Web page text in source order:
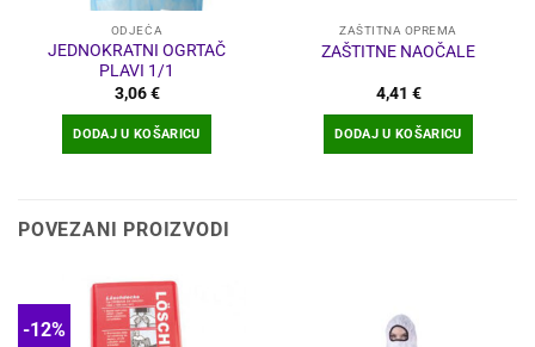
proizvoda
ODJEĆA
JEDNOKRATNI OGRTAČ
PLAVI 1/1
3,06€
DODAJ U KOŠARICU
ZAŠTITNA OPREMA
ZAŠTITNE NAOČALE
4,41 €
DODAJ U KOŠARICU
POVEZANI PROIZVODI
-12%